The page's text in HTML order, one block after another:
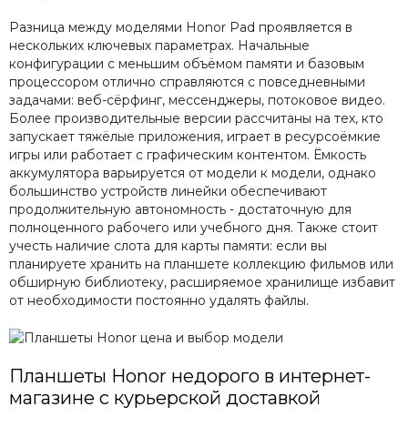
Разница между моделями Honor Pad проявляется в
нескольких ключевых параметрах. Начальные
конфигурации с меньшим объёмом памяти и базовым
процессором отлично справляются с повседневными
задачами: веб-сёрфинг, мессенджеры, потоковое видео.
Более производительные версии рассчитаны на тех, кто
запускает тяжёлые приложения, играет в ресурсоёмкие
игры или работает с графическим контентом. Ёмкость
аккумулятора варьируется от модели к модели, однако
большинство устройств линейки обеспечивают
продолжительную автономность - достаточную для
полноценного рабочего или учебного дня. Также стоит
учесть наличие слота для карты памяти: если вы
планируете хранить на планшете коллекцию фильмов или
обширную библиотеку, расширяемое хранилище избавит
от необходимости постоянно удалять файлы.
Планшеты Honor недорого в интернет-
магазине с курьерской доставкой